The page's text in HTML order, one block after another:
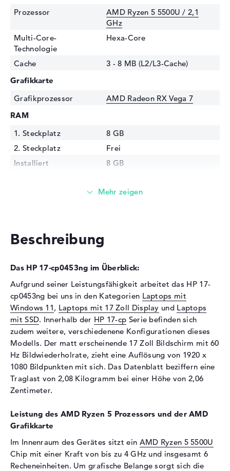
Prozessor
AMD Ryzen 5 5500U / 2,1
GHz
Multi-Core-
Technologie
Hexa-Core
Cache
3 - 8 MB (L2/L3-Cache)
Grafikkarte
Grafikprozessor
AMD Radeon RX Vega 7
RAM
1. Steckplatz
8 GB
2. Steckplatz
Frei
Installiert
8 GB
3200 MHz
Schnittstelle
Laufwerks-Typ
ohne Laufwerk
Display
Display-Typ
17,3" TFT
Max. Auflösung
1920 x 1080
Auflösungstyp
Full-HD
Bildwiederholrate
60 Hz
Besonderheiten
Display, matt, LED-
Hintergrundbeleuchtung, IPS
Soundkarte
Webcam
Sensorauflösung
0,9 MP
Beschreibung
Das HP 17-cp0453ng im Überblick:
Aufgrund seiner Leistungsfähigkeit arbeitet das HP 17-
cp0453ng bei uns in den Kategorien Laptops mit
Windows 11, Laptops mit 17 Zoll Display und Laptops
mit SSD. Innerhalb der HP 17-cp Serie befinden sich
zudem weitere, verschiedenene Konfigurationen dieses
Modells. Der matt erscheinende 17 Zoll Bildschirm mit 60
Hz Bildwiederholrate, zieht eine Auflösung von 1920 x
1080 Bildpunkten mit sich. Das Datenblatt beziffern eine
Traglast von 2,08 Kilogramm bei einer Höhe von 2,06
Zentimeter.
Leistung des AMD Ryzen 5 Prozessors und der AMD
Grafikkarte
Im Innenraum des Gerätes sitzt ein AMD Ryzen 5 5500U
Chip mit einer Kraft von bis zu 4 GHz und insgesamt 6
Recheneinheiten. Um grafische Belange sorgt sich die